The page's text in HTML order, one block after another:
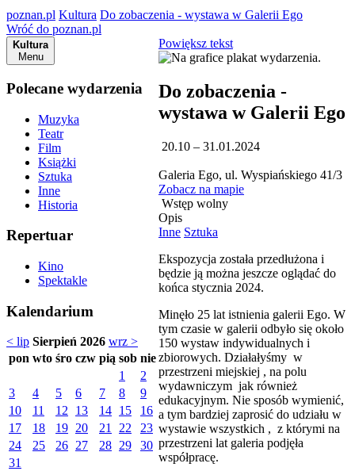
poznan.pl Kultura Do zobaczenia - wystawa w Galerii Ego
Wróć do poznan.pl
Kultura
Menu
Polecane wydarzenia
Muzyka
Teatr
Film
Książki
Sztuka
Inne
Historia
Repertuar
Kino
Spektakle
Kalendarium
< lip Sierpień 2026 wrz >
pon wto śro czw pią sob nie
1
2
3
4 5 6 7 8
9
10
11 12 13 14 15
16
17
18 19 20 21 22
23
24
25 26 27 28 29
30
31
Powiększ tekst
Do zobaczenia -
wystawa w Galerii Ego
20.10 – 31.01.2024
Galeria Ego, ul. Wyspiańskiego 41/3
Zobacz na mapie
Wstęp wolny
Opis
Inne Sztuka
Ekspozycja została przedłużona i
będzie ją można jeszcze oglądać do
końca stycznia 2024.
Minęło 25 lat istnienia galerii Ego. W
tym czasie w galerii odbyło się około
150 wystaw indywidualnych i
zbiorowych. Działałyśmy w
przestrzeni miejskiej , na polu
wydawniczym jak również
edukacyjnym. Nie sposób wymienić,
a tym bardziej zaprosić do udziału w
wystawie wszystkich , z którymi na
przestrzeni lat galeria podjęła
współpracę.